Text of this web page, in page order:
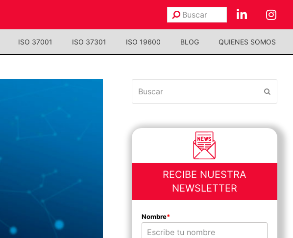
Buscar
ISO 37001 ISO 37301 ISO 19600 BLOG QUIENES SOMOS
RECIBE NUESTRA
NEWSLETTER
Nombre*